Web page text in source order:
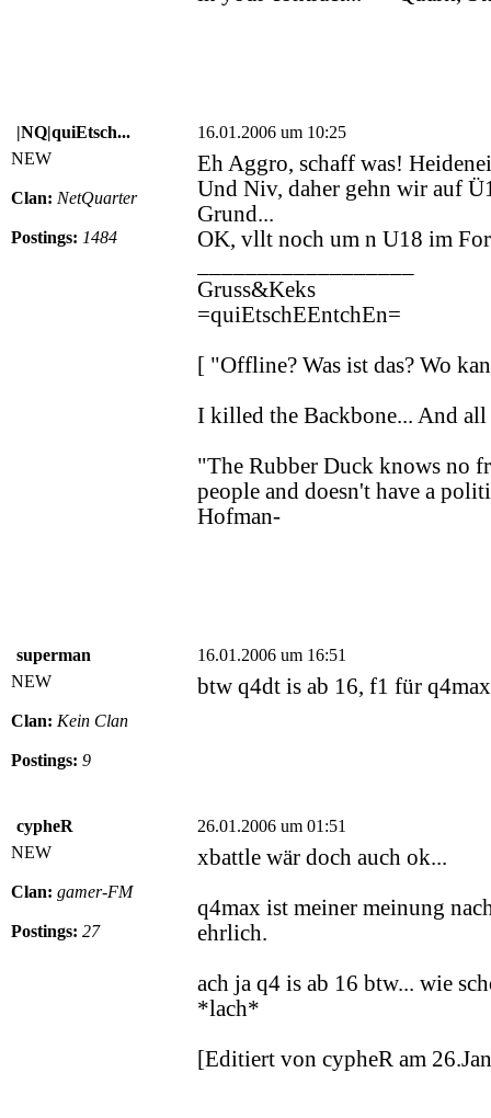
|NQ|quiEtsch...
16.01.2006 um 10:25
NEW
Clan: NetQuarter
Postings: 1484
Eh Aggro, schaff was!
Und Niv, daher gehn wir auf
Grund...
OK, vllt noch um n U18 im
Gruss&Keks
=quiEtschEEntchEn=
[ "Offline? Was ist das? Wo
I killed the Backbone... And
"The Rubber Duck knows no
people and doesn't have a
Hofman-
superman
16.01.2006 um 16:51
NEW
Clan: Kein Clan
Postings: 9
btw q4dt is ab 16, f1 für
cypheR
26.01.2006 um 01:51
NEW
Clan: gamer-FM
Postings: 27
xbattle wär doch auch ok...
q4max ist meiner meinung
ehrlich.
ach ja q4 is ab 16 btw... wie
*lach*
[Editiert von cypheR am